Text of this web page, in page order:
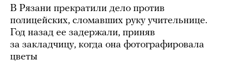
В Рязани прекратили дело против
полицейских, сломавших руку учительнице.
Год назад ее задержали, приняв
за закладчицу, когда она фотографировала
цветы